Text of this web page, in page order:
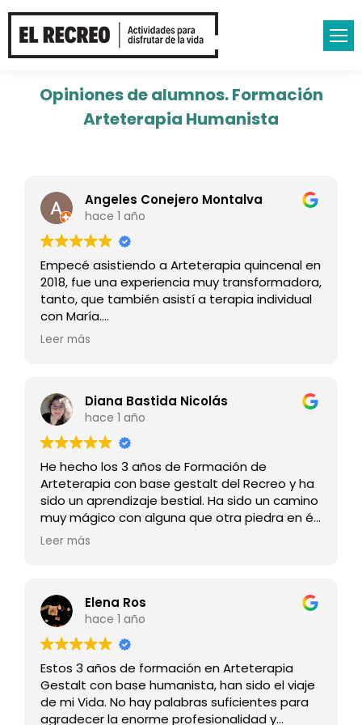
Opiniones de alumnos. Formación
Arteterapia Humanista
Angeles Conejero Montalva
hace 1 año
Empecé asistiendo a Arteterapia quincenal en
2018, fue una experiencia muy transformadora,
tanto, que también asistí a terapia individual
con María.
En 2020 formé parte de la formación en
dado la oportunidad de conocerme,
identificar mis patrones y reencontrarme con
mi esencia.
Si deseas conocerte a nivel profundo con un
equipo humano, este es tu sitio.
Agradecida de forma infinita.
Leer más
Diana Bastida Nicolás
hace 1 año
He hecho los 3 años de Formación de
Arteterapia con base gestalt del Recreo y ha
sido un aprendizaje bestial. Ha sido un camino
muy mágico con alguna que otra piedra en él,
pero siempre sostenida por manos amorosas
que ocurriera la magia y gracias a mi grupo,
grandes maestras, grandes espejos y
grandes mujeres. Y sobr todo gracias a Maria,
la gran maga y directora del Recreo sin su
entrega, dedicación y humanidad esto no
sería posible.
Gracias, gracias y gracias, esta formación y
estas personas me han cambiado la vida.
Leer más
Elena Ros
hace 1 año
Estos 3 años de formación en Arteterapia
Gestalt con base humanista, han sido el viaje
de mi Vida. No hay palabras suficientes para
agradecer la enorme profesionalidad y